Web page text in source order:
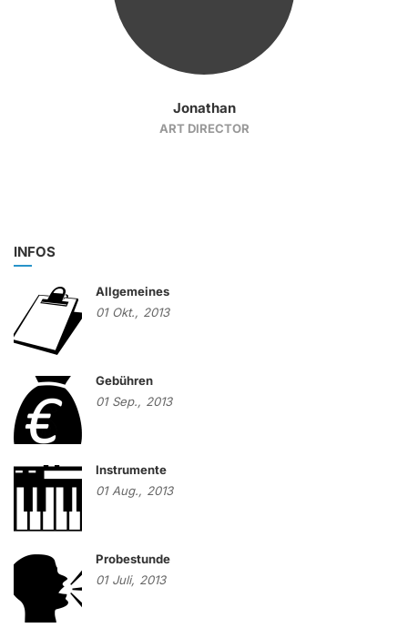
Jonathan
ART DIRECTOR
INFOS
Allgemeines
01 Okt., 2013
Gebühren
01 Sep., 2013
Instrumente
01 Aug., 2013
Probestunde
01 Juli, 2013